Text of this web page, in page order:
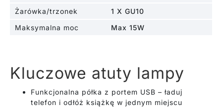
Żarówka/trzonek
1 X GU10
Maksymalna moc
Max 15W
Kluczowe atuty lampy
Funkcjonalna półka z portem USB – ładuj
telefon i odłóż książkę w jednym miejscu